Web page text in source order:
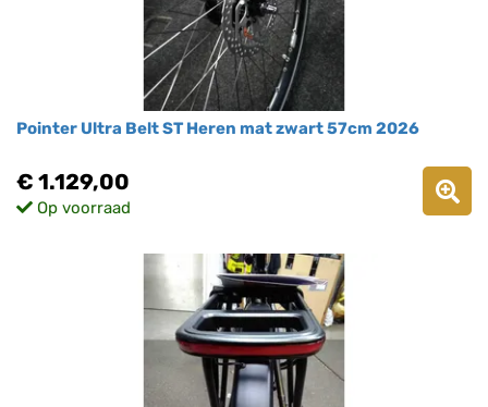
Pointer Ultra Belt ST Heren mat zwart 57cm 2026
€ 1.129,00
Op voorraad